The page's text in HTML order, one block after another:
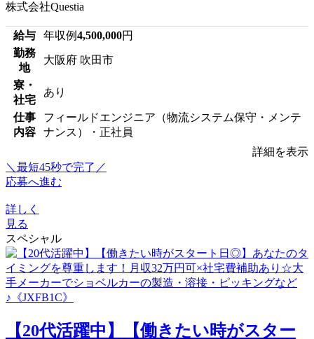
株式会社Questia
給与 年収例4,500,000円
勤務
地
大阪府 吹田市
寮・
社宅
あり
仕事
内容
フィールドエンジニア（物流システム保守・メンテ
ナンス）・正社員
詳細を表示
＼最短45秒で完了／
応募へ進む
詳しく
見る
スペシャル
【20代活躍中】【働きたい時がスター